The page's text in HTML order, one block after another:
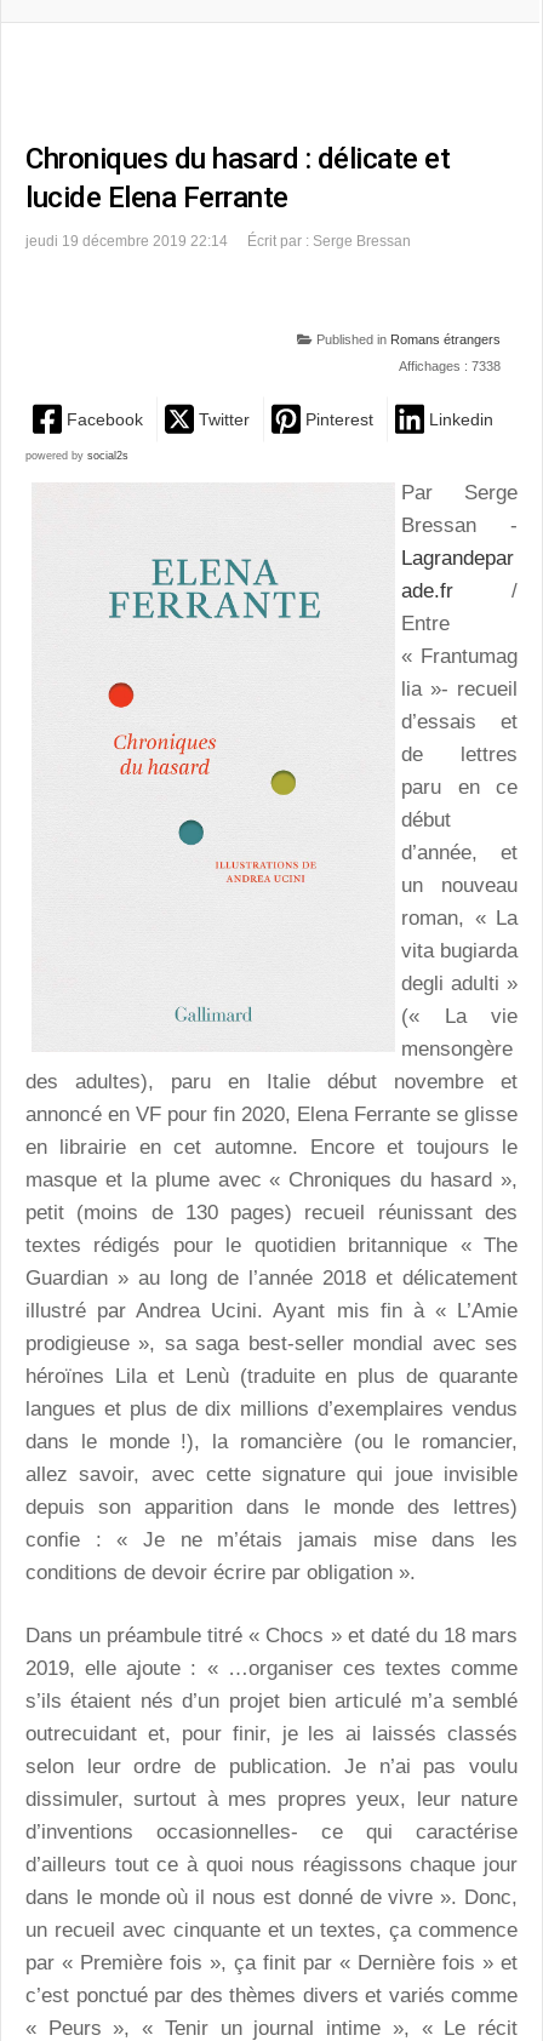
Chroniques du hasard : délicate et
lucide Elena Ferrante
jeudi 19 décembre 2019 22:14 Écrit par : Serge Bressan
Published in Romans étrangers
Affichages : 7338
Facebook Twitter Pinterest Linkedin
powered by social2s
Par Serge
Bressan -
Lagrandepar
ade.fr /
Entre
« Frantumag
lia »- recueil
d’essais et
de lettres
paru en ce
début
d’année, et
un nouveau
roman, « La
vita bugiarda
degli adulti »
(« La vie
mensongère
des adultes), paru en Italie début novembre et
annoncé en VF pour fin 2020, Elena Ferrante se glisse
en librairie en cet automne. Encore et toujours le
masque et la plume avec « Chroniques du hasard »,
petit (moins de 130 pages) recueil réunissant des
textes rédigés pour le quotidien britannique « The
Guardian » au long de l’année 2018 et délicatement
illustré par Andrea Ucini. Ayant mis fin à « L’Amie
prodigieuse », sa saga best-seller mondial avec ses
héroïnes Lila et Lenù (traduite en plus de quarante
langues et plus de dix millions d’exemplaires vendus
dans le monde !), la romancière (ou le romancier,
allez savoir, avec cette signature qui joue invisible
depuis son apparition dans le monde des lettres)
confie : « Je ne m’étais jamais mise dans les
conditions de devoir écrire par obligation ».
Dans un préambule titré « Chocs » et daté du 18 mars
2019, elle ajoute : « …organiser ces textes comme
s’ils étaient nés d’un projet bien articulé m’a semblé
outrecuidant et, pour finir, je les ai laissés classés
selon leur ordre de publication. Je n’ai pas voulu
dissimuler, surtout à mes propres yeux, leur nature
d’inventions occasionnelles- ce qui caractérise
d’ailleurs tout ce à quoi nous réagissons chaque jour
dans le monde où il nous est donné de vivre ». Donc,
un recueil avec cinquante et un textes, ça commence
par « Première fois », ça finit par « Dernière fois » et
c’est ponctué par des thèmes divers et variés comme
« Peurs », « Tenir un journal intime », « Le récit